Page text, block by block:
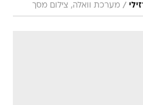
/ מערכת וואלה, צילום מסך